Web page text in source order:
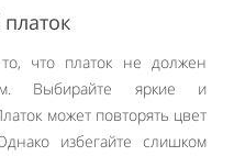
что платок не должен
Выбирайте яркие и
может повторять цвет
избегайте слишком